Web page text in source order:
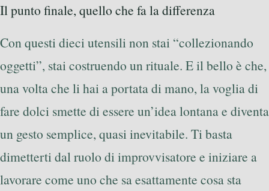
Il punto finale, quello che fa la differenza
Con questi dieci utensili non stai “collezionando
oggetti”, stai costruendo un rituale. E il bello è che,
una volta che li hai a portata di mano, la voglia di
fare dolci smette di essere un’idea lontana e diventa
un gesto semplice, quasi inevitabile. Ti basta
dimetterti dal ruolo di improvvisatore e iniziare a
lavorare come uno che sa esattamente cosa sta